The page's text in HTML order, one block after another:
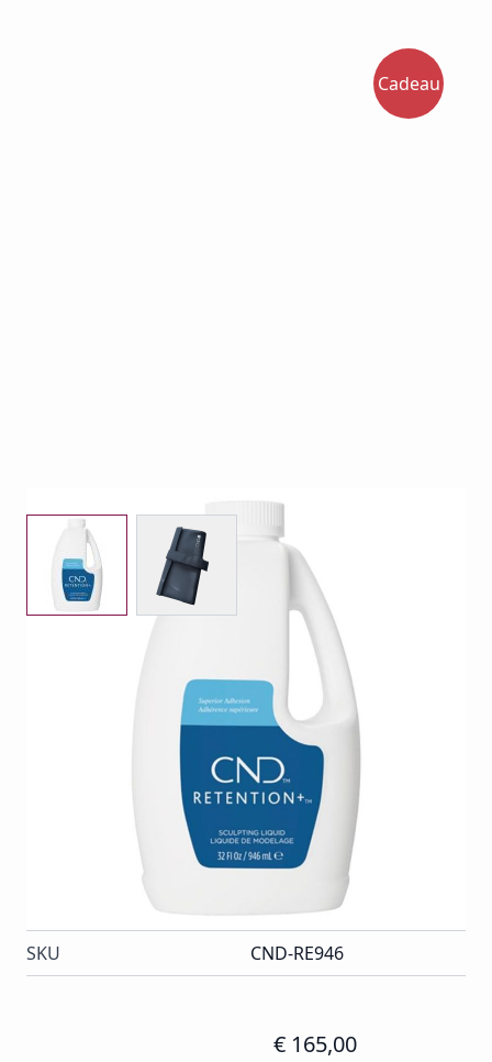
Cadeau
View larger imageView larger image
CND Retention+ Sculpting Liquid 946 ml met GRATIS
CND Blush Pink Sheer 22 g, Intense Sheer Opaque
22 g, Pure White Opaque 22 g, een CND
penselenetui en een pipet (t.w.v. €73,00). Ontwikkeld
voor nagelstylisten die maximale hechting, controle
en consistent resultaat eisen bij intensief
SKU CND-RE946
€ 165,00